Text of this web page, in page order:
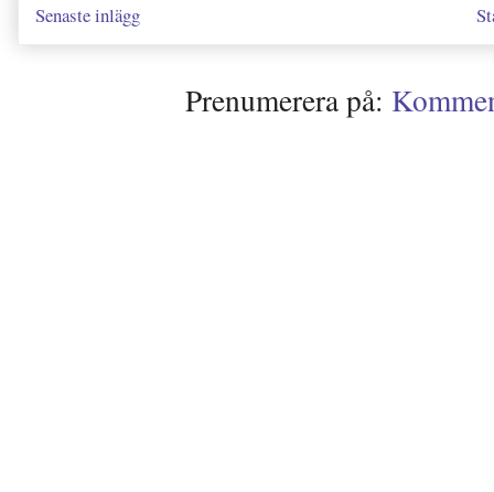
Senaste inlägg
Prenumerera på: